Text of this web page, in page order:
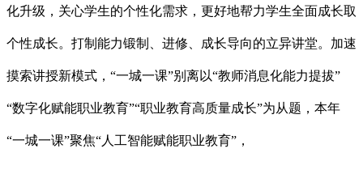
化升级，关心学生的个性化需求，更好地帮力学生全面成长取
个性成长。打制能力锻制、进修、成长导向的立异讲堂。加速
摸索讲授新模式，“一城一课”别离以“教师消息化能力提拔”
“数字化赋能职业教育”“职业教育高质量成长”为从题，本年
“一城一课”聚焦“人工智能赋能职业教育”，